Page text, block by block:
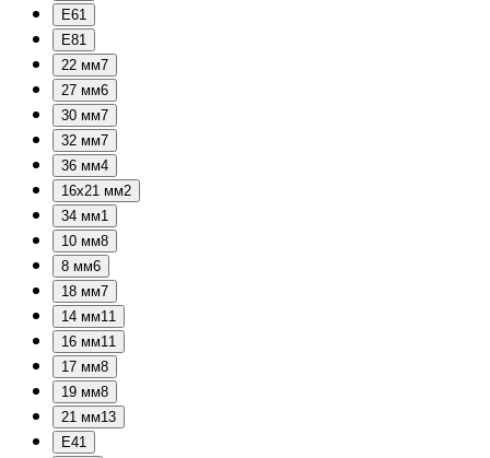
E61
E81
22 мм7
27 мм6
30 мм7
32 мм7
36 мм4
16х21 мм2
34 мм1
10 мм8
8 мм6
18 мм7
14 мм11
16 мм11
17 мм8
19 мм8
21 мм13
E41